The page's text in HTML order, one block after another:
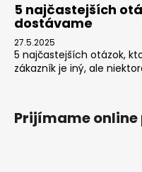
5 najčastejších
dostávame
27.5.2025
5 najčastejších otázok,
zákazník je iný, ale
Prijímame